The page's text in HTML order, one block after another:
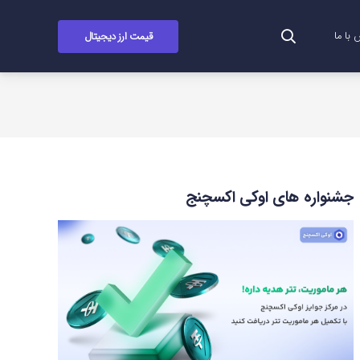
با ما قیمت ارز دیجیتال
جشنواره های اوکی اکسچنج